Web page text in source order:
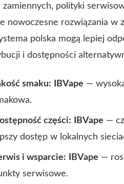
zamiennych, polityki
nowoczesne rozwiązania w
polska mogą lepiej
i dostępności
smaku: IBVape —
części: IBVape —
dostęp w lokalnych
i wsparcie: IBVape —
serwisowe.